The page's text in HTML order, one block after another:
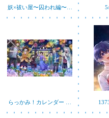
妖×祓い屋〜囚われ編〜…
らっかみ！カレンダー …